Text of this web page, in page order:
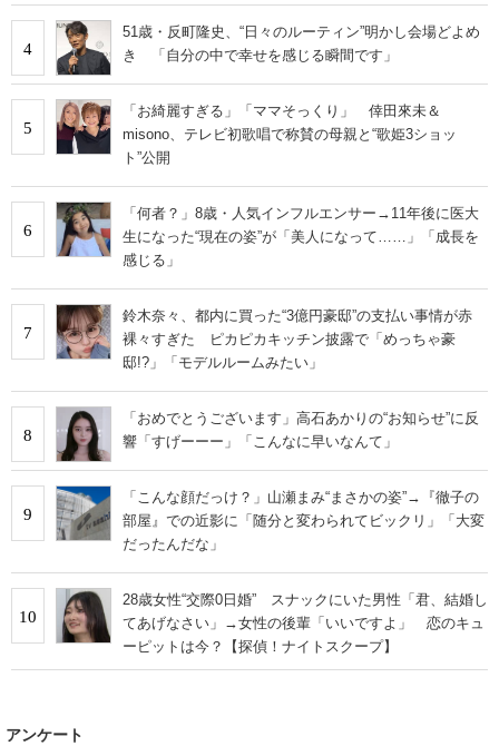
4
51歳・反町隆史、“日々のルーティン”明かし会場どよめ
き 「自分の中で幸せを感じる瞬間です」
5
「お綺麗すぎる」「ママそっくり」 倖田來未＆
misono、テレビ初歌唱で称賛の母親と“歌姫3ショッ
ト”公開
6
「何者？」8歳・人気インフルエンサー→11年後に医大
生になった“現在の姿”が「美人になって……」「成長を
感じる」
7
鈴木奈々、都内に買った“3億円豪邸”の支払い事情が赤
裸々すぎた ピカピカキッチン披露で「めっちゃ豪
邸!?」「モデルルームみたい」
8
「おめでとうございます」高石あかりの“お知らせ”に反
響「すげーーー」「こんなに早いなんて」
9
「こんな顔だっけ？」山瀬まみ“まさかの姿”→『徹子の
部屋』での近影に「随分と変わられてビックリ」「大変
だったんだな」
10
28歳女性“交際0日婚” スナックにいた男性「君、結婚し
てあげなさい」→女性の後輩「いいですよ」 恋のキュ
ーピットは今？【探偵！ナイトスクープ】
アンケート